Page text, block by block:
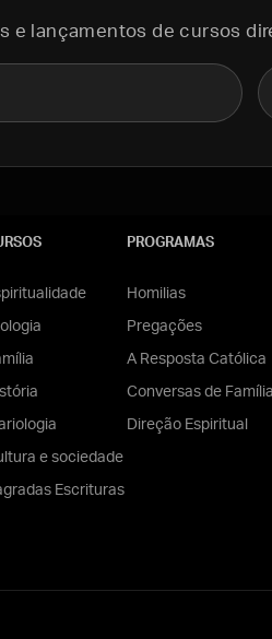
e lançamentos de cursos
e sociedade
Escrituras
PROGRAMAS
Homilias
Pregações
A Resposta Católica
Conversas de Família
Direção Espiritual